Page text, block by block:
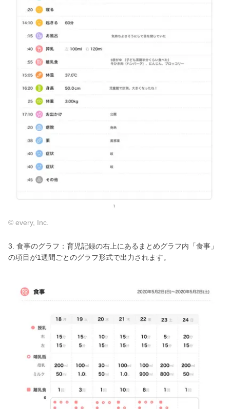
© every, Inc.
3. 食事のグラフ：育児記録の右上にあるまとめグラフ内「食事」
の項目が1週間ごとのグラフ形式で出力されます。